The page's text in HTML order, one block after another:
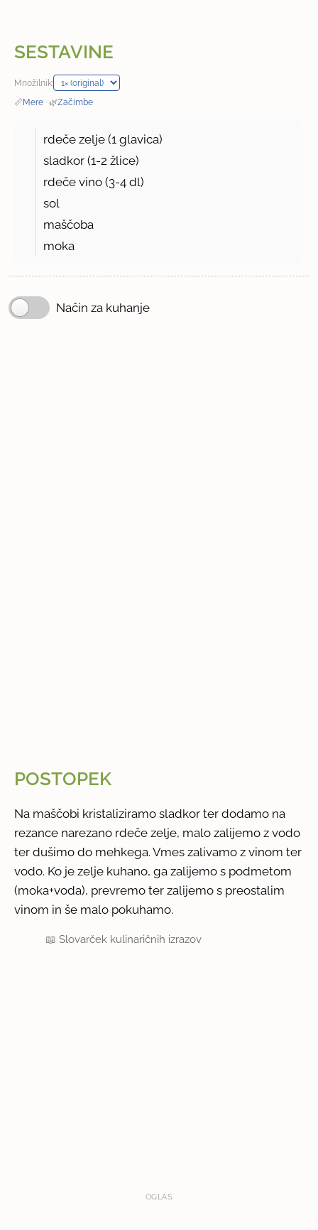
SESTAVINE
Množilnik:
📏Mere · 🌿Začimbe
rdeče zelje (1 glavica)
sladkor (1-2 žlice)
rdeče vino (3-4 dl)
sol
maščoba
moka
Način za kuhanje
POSTOPEK
Na maščobi kristaliziramo sladkor ter dodamo na
rezance narezano rdeče zelje, malo zalijemo z vodo
ter dušimo do mehkega. Vmes zalivamo z vinom ter
vodo. Ko je zelje kuhano, ga zalijemo s podmetom
(moka+voda), prevremo ter zalijemo s preostalim
vinom in še malo pokuhamo.
📖Slovarček kulinaričnih izrazov
OGLAS